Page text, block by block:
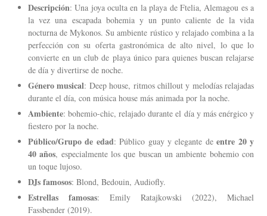
Descripción: Una joya oculta en la playa de Ftelia, Alemagou es a
la vez una escapada bohemia y un punto caliente de la vida
nocturna de Mykonos. Su ambiente rústico y relajado combina a la
perfección con su oferta gastronómica de alto nivel, lo que lo
convierte en un club de playa único para quienes buscan relajarse
de día y divertirse de noche.
Género musical: Deep house, ritmos chillout y melodías relajadas
durante el día, con música house más animada por la noche.
Ambiente: bohemio-chic, relajado durante el día y más enérgico y
fiestero por la noche.
Público/Grupo de edad: Público guay y elegante deentre 20 y
40 años, especialmente los que buscan un ambiente bohemio con
un toque lujoso.
DJs famosos: Blond, Bedouin, Audiofly.
Estrellas famosas: Emily Ratajkowski (2022), Michael
Fassbender (2019).